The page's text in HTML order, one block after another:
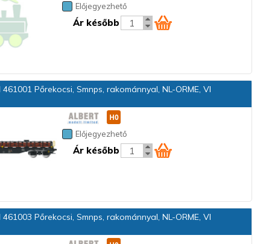
Előjegyezhető
Ár később
461001 Pőrekocsi, Smnps, rakománnyal, NL-ORME, VI
Előjegyezhető
Ár később
461003 Pőrekocsi, Smnps, rakománnyal, NL-ORME, VI